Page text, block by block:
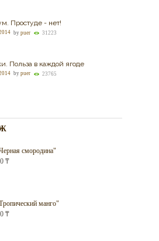
Простуде - нет!
by puer 31223
Польза в каждой ягоде
by puer 23765
смородина"
₸
манго"
₸